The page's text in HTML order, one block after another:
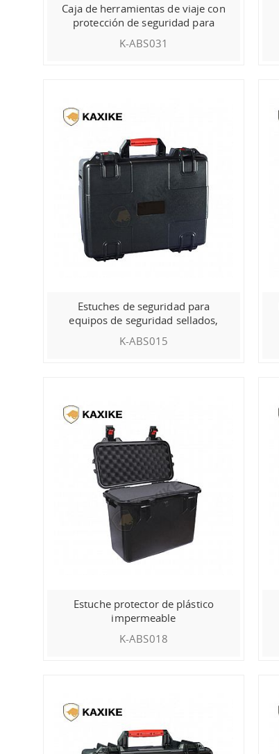
Caja de herramientas de viaje con
protección de seguridad para
K-ABS031
Estuches de seguridad para
equipos de seguridad sellados,
K-ABS015
Estuche protector de plástico
impermeable
K-ABS018